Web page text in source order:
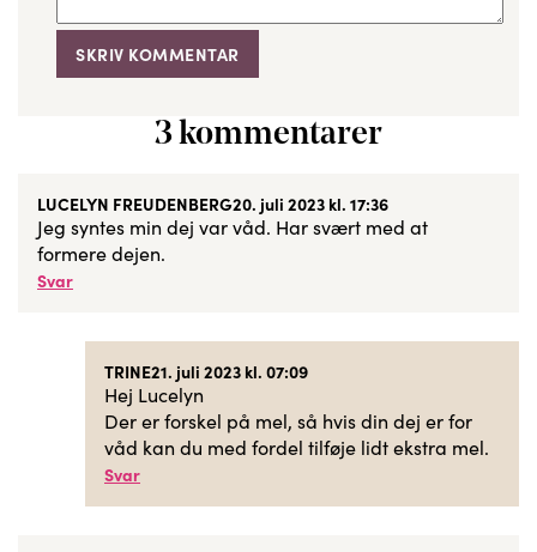
3 kommentarer
LUCELYN FREUDENBERG20. juli 2023 kl. 17:36
Jeg syntes min dej var våd. Har svært med at
formere dejen.
Svar
TRINE21. juli 2023 kl. 07:09
Hej Lucelyn
Der er forskel på mel, så hvis din dej er for
våd kan du med fordel tilføje lidt ekstra mel.
Svar